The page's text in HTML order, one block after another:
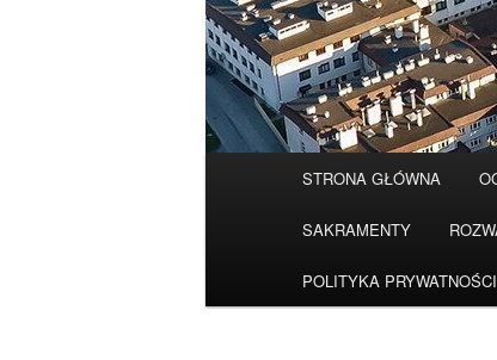
STRONA GŁÓWNA
SAKRAMENTY
POLITYKA PRYWATNOŚCI